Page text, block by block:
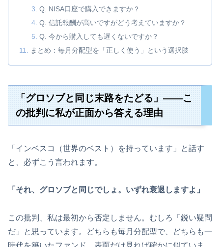
Q. NISA口座で購入できますか？
Q. 信託報酬が高いですがどう考えていますか？
Q. 今から購入しても遅くないですか？
まとめ：毎月分配型を「正しく使う」という選択肢
「グロソブと同じ末路をたどる」——こ
の批判に私が正面から答える理由
「インベスコ（世界のベスト）を持っています」と話す
と、必ずこう言われます。
「それ、グロソブと同じでしょ。いずれ衰退しますよ」
この批判、私は最初から否定しません。むしろ「鋭い疑問
だ」と思っています。どちらも毎月分配型で、どちらも一